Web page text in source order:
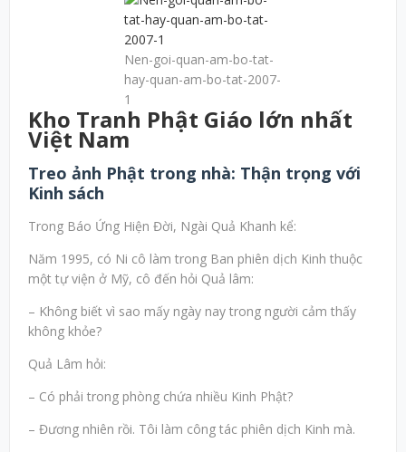
Nen-goi-quan-am-bo-tat-
hay-quan-am-bo-tat-2007-
1
Kho Tranh Phật Giáo lớn nhất
Việt Nam
Treo ảnh Phật trong nhà: Thận trọng với
Kinh sách
Trong Báo Ứng Hiện Đời, Ngài Quả Khanh kể:
Năm 1995, có Ni cô làm trong Ban phiên dịch Kinh thuộc
một tự viện ở Mỹ, cô đến hỏi Quả lâm:
– Không biết vì sao mấy ngày nay trong người cảm thấy
không khỏe?
Quả Lâm hỏi:
– Có phải trong phòng chứa nhiều Kinh Phật?
– Đương nhiên rồi. Tôi làm công tác phiên dịch Kinh mà.